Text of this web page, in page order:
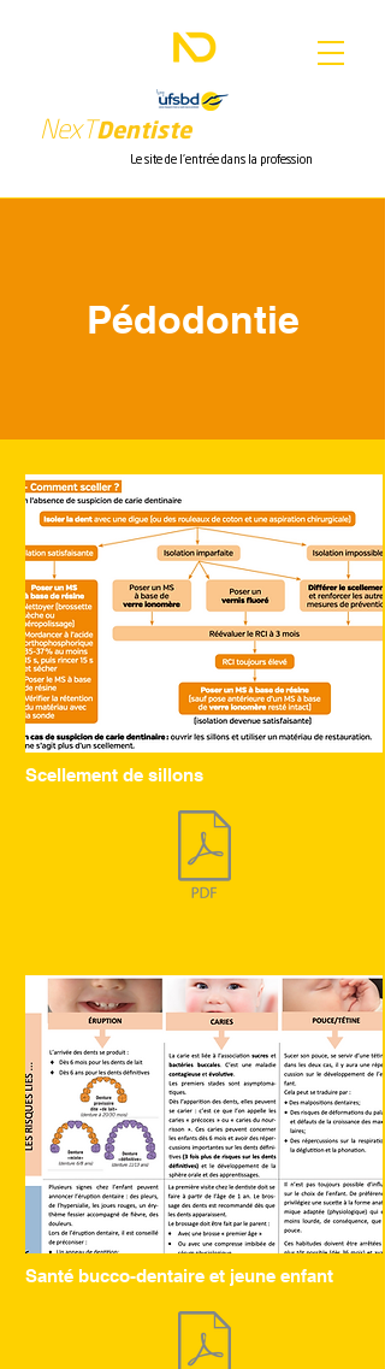
NexTDentiste
Le site de l'entrée dans la profession
Pédodontie
Scellement de sillons
Santé bucco-dentaire et jeune enfant